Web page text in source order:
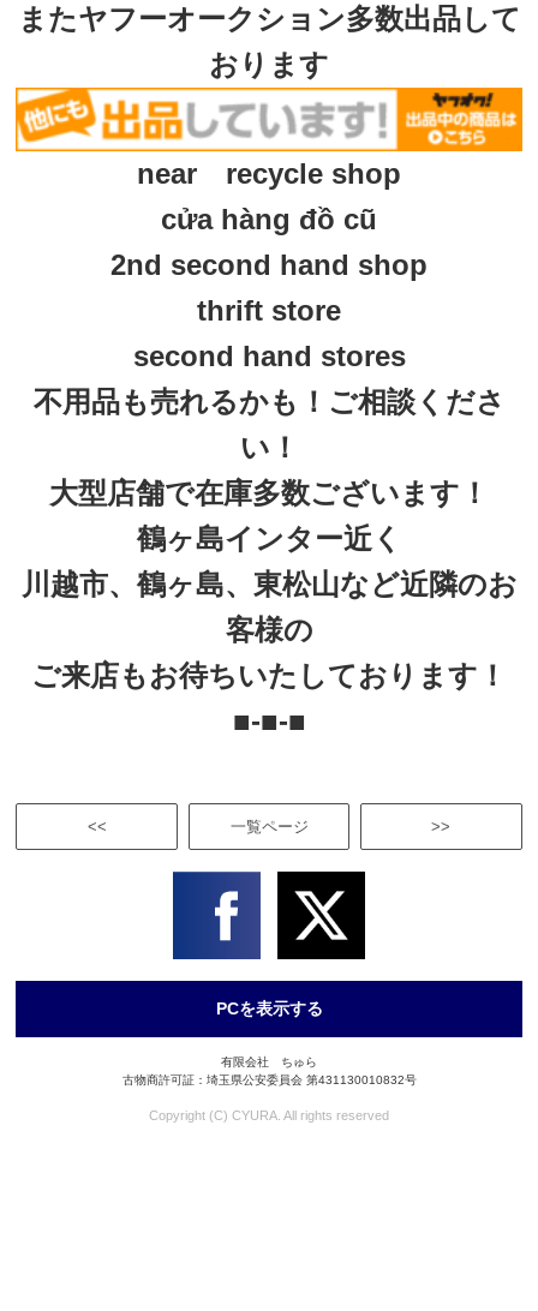
またヤフーオークション多数出品して
おります
near recycle shop
cửa hàng đồ cũ
2nd second hand shop
thrift store
second hand stores
不用品も売れるかも！ご相談くださ
い！
大型店舗で在庫多数ございます！
鶴ヶ島インター近く
川越市、鶴ヶ島、東松山など近隣のお
客様の
ご来店もお待ちいたしております！
■-■-■
<< >>
一覧ページ
PCを表示する
有限会社 ちゅら
古物商許可証：埼玉県公安委員会 第431130010832号
Copyright (C) CYURA. All rights reserved